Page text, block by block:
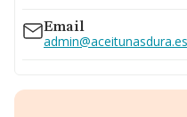
Email
admin@aceitunasdura.es